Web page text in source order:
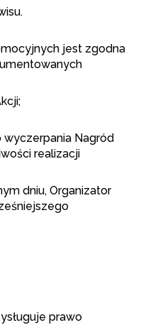
jest zgodna
Nagród
realizacji
dniu, Organizator
prawo